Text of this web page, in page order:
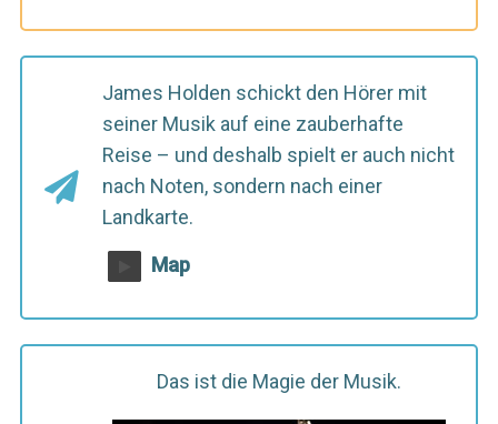
James Holden schickt den Hörer mit
seiner Musik auf eine zauberhafte
Reise – und deshalb spielt er auch nicht
nach Noten, sondern nach einer
Landkarte.
Map
Das ist die Magie der Musik.